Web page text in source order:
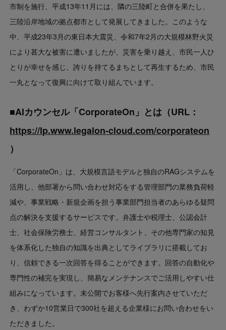
市制を施行、平成13年11月には、隣の三陸町と合併を果たし、
三陸沿岸地域の拠点都市として発展してきました。このような
中、平成23年3月の東日本大震災、令和7年2月の大規模林野火災
により甚大な被害に遭いましたが、災害を乗り越え、市民一人ひ
とりが幸せを感じ、誇りを持てるまちとして再生するため、市民
一丸となって復興に向けて取り組んでいます。
■AIカウンセル「CorporateOn」とは（URL：
https://lp.www.legalon-cloud.com/corporateon
）
「CorporateOn」は、大規模言語モデルと独自のRAGシステムを
活用し、他部署から問い合わせ対応をする管理部門の業務負荷軽
減や、事業戦略・新規企画を担う事業部門担当者のあらゆる疑問
点の解決を支援するサービスです。弁護士や税理士、公認会計
士、社会保険労務士、経営コンサルタント、その他専門家の知見
を体系化した独自の知識を出典としてライブラリに搭載してお
り、信頼できる一次回答を得ることができます。回答の自動化や
専門性の補完を実現し、簡易なメンテナンスでご活用しやすい仕
組みになっています。未公開でお客様へ先行案内させていただ
き、わずか10営業日で300社を超える企業様にお問い合わせをい
ただきました。